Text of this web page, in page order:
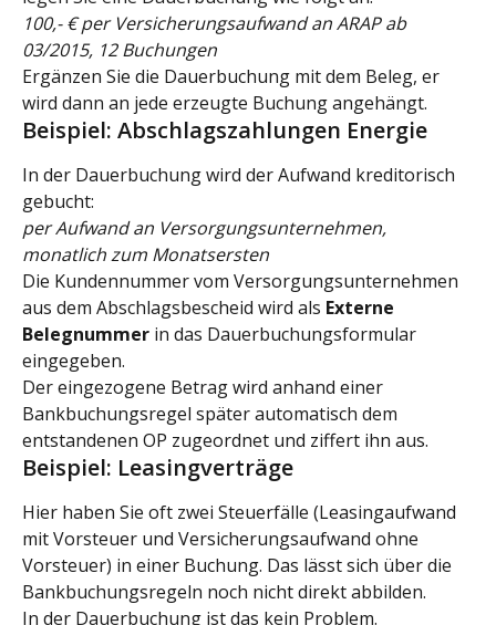
100,- € per Versicherungsaufwand an ARAP ab
03/2015, 12 Buchungen
Ergänzen Sie die Dauerbuchung mit dem Beleg, er
wird dann an jede erzeugte Buchung angehängt.
Beispiel: Abschlagszahlungen Energie
In der Dauerbuchung wird der Aufwand kreditorisch
gebucht:
per Aufwand an Versorgungsunternehmen,
monatlich zum Monatsersten
Die Kundennummer vom Versorgungsunternehmen
aus dem Abschlagsbescheid wird als Externe
Belegnummer in das Dauerbuchungsformular
eingegeben.
Der eingezogene Betrag wird anhand einer
Bankbuchungsregel später automatisch dem
entstandenen OP zugeordnet und ziffert ihn aus.
Beispiel: Leasingverträge
Hier haben Sie oft zwei Steuerfälle (Leasingaufwand
mit Vorsteuer und Versicherungsaufwand ohne
Vorsteuer) in einer Buchung. Das lässt sich über die
Bankbuchungsregeln noch nicht direkt abbilden.
In der Dauerbuchung ist das kein Problem.